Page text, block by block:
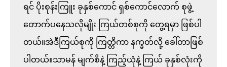
ရင် ပိုးစုန်းကြူး ခုနှစ်ကောင် ရှစ်ကောင်လောက် စုဖွဲ့
တောက်ပနေသလိုမျိုး ကြယ်တစ်စုကို တွေ့ရမှာ ဖြစ်ပါ
တယ်။အဲဒီကြယ်စုကို ကြတ္တိကာ နက္ခတ်လို့ ခေါ်တာဖြစ်
ပါတယ်။သာမန် မျက်စိနဲ့ ကြည့်ယုံနဲ့ ကြယ် ခုနှစ်လုံးကို